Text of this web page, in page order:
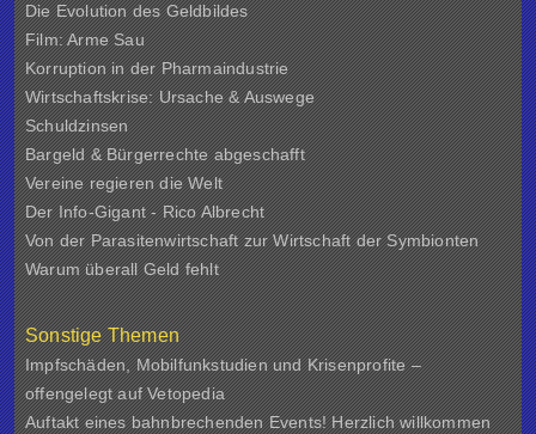
Die Evolution des Geldbildes
Film: Arme Sau
Korruption in der Pharmaindustrie
Wirtschaftskrise: Ursache & Auswege
Schuldzinsen
Bargeld & Bürgerrechte abgeschafft
Vereine regieren die Welt
Der Info-Gigant - Rico Albrecht
Von der Parasitenwirtschaft zur Wirtschaft der Symbionten
Warum überall Geld fehlt
Sonstige Themen
Impfschäden, Mobilfunkstudien und Krisenprofite –
offengelegt auf Vetopedia
Auftakt eines bahnbrechenden Events! Herzlich willkommen